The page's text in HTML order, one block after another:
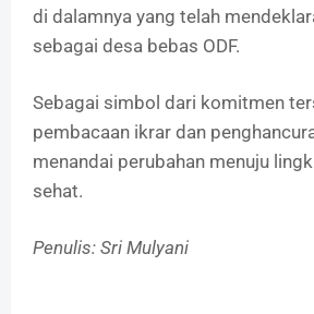
di dalamnya yang telah
sebagai desa bebas ODF.
Sebagai simbol dari komitmen
pembacaan ikrar dan
menandai perubahan menuju
sehat.
Penulis: Sri Mulyani